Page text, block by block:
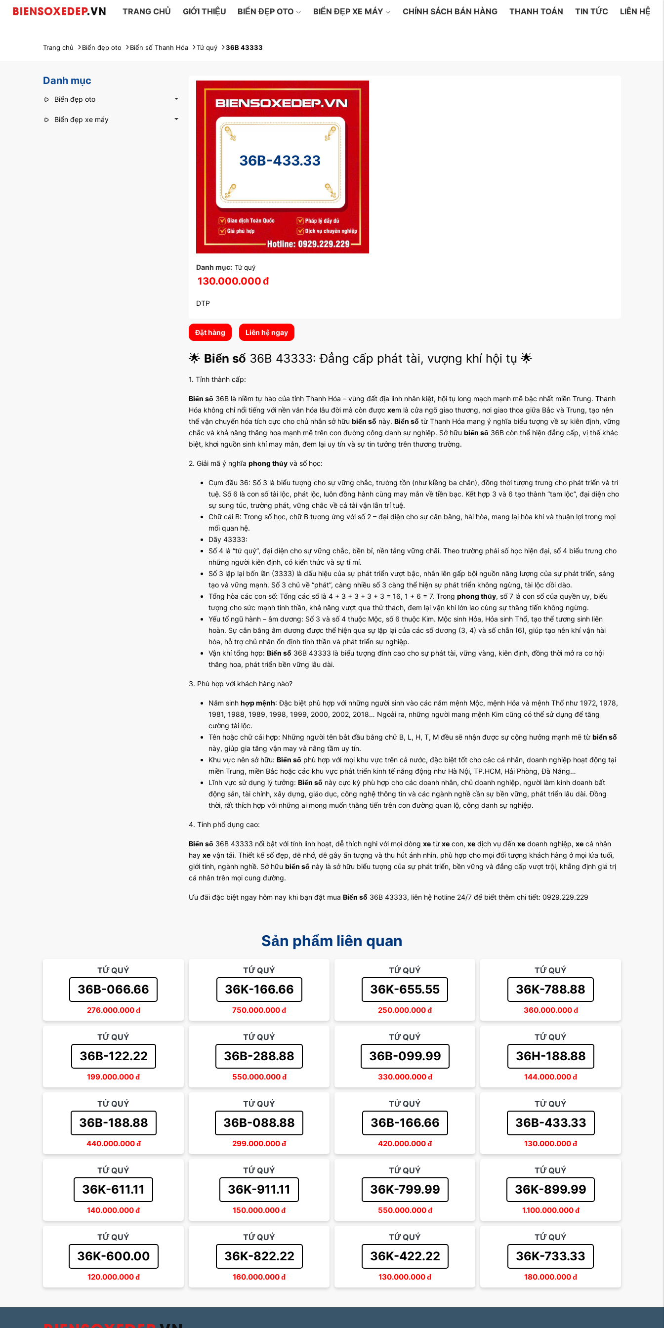
TRANG CHỦ GIỚI THIỆU BIỂN ĐẸP OTO BIỂN ĐẸP XE MÁY CHÍNH SÁCH BÁN HÀNG THANH TOÁN TIN TỨC LIÊN HỆ
Trang chủ Biển đẹp oto Biển số Thanh Hóa Tứ quý 36B 43333
Danh mục
Biển đẹp oto
Biển đẹp xe máy
36B-433.33
Danh mục: Tứ quý
130.000.000đ
DTP
Đặt hàng Liên hệ ngay
🌟 Biển số 36B 43333: Đẳng cấp phát tài, vượng khí hội tụ 🌟
1. Tỉnh thành cấp:
Biển số 36B là niềm tự hào của tỉnh Thanh Hóa – vùng đất địa linh nhân kiệt, hội tụ long mạch mạnh mẽ bậc nhất miền Trung. Thanh
Hóa không chỉ nổi tiếng với nền văn hóa lâu đời mà còn được xem là cửa ngõ giao thương, nơi giao thoa giữa Bắc và Trung, tạo nên
thế vận chuyển hóa tích cực cho chủ nhân sở hữu biển số này. Biển số từ Thanh Hóa mang ý nghĩa biểu tượng về sự kiên định, vững
chắc và khả năng thăng hoa mạnh mẽ trên con đường công danh sự nghiệp. Sở hữu biển số 36B còn thể hiện đẳng cấp, vị thế khác
biệt, khơi nguồn sinh khí may mắn, đem lại uy tín và sự tin tưởng trên thương trường.
2. Giải mã ý nghĩa phong thủy và số học:
Cụm đầu 36: Số 3 là biểu tượng cho sự vững chắc, trường tồn (như kiềng ba chân), đồng thời tượng trưng cho phát triển và trí
tuệ. Số 6 là con số tài lộc, phát lộc, luôn đồng hành cùng may mắn về tiền bạc. Kết hợp 3 và 6 tạo thành “tam lộc”, đại diện cho
sự sung túc, trường phát, vững chắc về cả tài vận lẫn trí tuệ.
Chữ cái B: Trong số học, chữ B tương ứng với số 2 – đại diện cho sự cân bằng, hài hòa, mang lại hòa khí và thuận lợi trong mọi
mối quan hệ.
Dãy 43333:
Số 4 là “tứ quý”, đại diện cho sự vững chắc, bền bỉ, nền tảng vững chãi. Theo trường phái số học hiện đại, số 4 biểu trưng cho
những người kiên định, có kiến thức và sự tỉ mỉ.
Số 3 lặp lại bốn lần (3333) là dấu hiệu của sự phát triển vượt bậc, nhân lên gấp bội nguồn năng lượng của sự phát triển, sáng
tạo và vững mạnh. Số 3 chủ về “phát”, càng nhiều số 3 càng thể hiện sự phát triển không ngừng, tài lộc dồi dào.
Tổng hòa các con số: Tổng các số là 4 + 3 + 3 + 3 + 3 = 16, 1 + 6 = 7. Trong phong thủy, số 7 là con số của quyền uy, biểu
tượng cho sức mạnh tinh thần, khả năng vượt qua thử thách, đem lại vận khí lớn lao cùng sự thăng tiến không ngừng.
Yếu tố ngũ hành – âm dương: Số 3 và số 4 thuộc Mộc, số 6 thuộc Kim. Mộc sinh Hỏa, Hỏa sinh Thổ, tạo thế tương sinh liên
hoàn. Sự cân bằng âm dương được thể hiện qua sự lặp lại của các số dương (3, 4) và số chẵn (6), giúp tạo nên khí vận hài
hòa, hỗ trợ chủ nhân ổn định tinh thần và phát triển sự nghiệp.
Vận khí tổng hợp: Biển số 36B 43333 là biểu tượng đỉnh cao cho sự phát tài, vững vàng, kiên định, đồng thời mở ra cơ hội
thăng hoa, phát triển bền vững lâu dài.
3. Phù hợp với khách hàng nào?
Năm sinh hợp mệnh: Đặc biệt phù hợp với những người sinh vào các năm mệnh Mộc, mệnh Hỏa và mệnh Thổ như 1972, 1978,
1981, 1988, 1989, 1998, 1999, 2000, 2002, 2018… Ngoài ra, những người mang mệnh Kim cũng có thể sử dụng để tăng
cường tài lộc.
Tên hoặc chữ cái hợp: Những người tên bắt đầu bằng chữ B, L, H, T, M đều sẽ nhận được sự cộng hưởng mạnh mẽ từ biển số
này, giúp gia tăng vận may và nâng tầm uy tín.
Khu vực nên sở hữu: Biển số phù hợp với mọi khu vực trên cả nước, đặc biệt tốt cho các cá nhân, doanh nghiệp hoạt động tại
miền Trung, miền Bắc hoặc các khu vực phát triển kinh tế năng động như Hà Nội, TP.HCM, Hải Phòng, Đà Nẵng…
Lĩnh vực sử dụng lý tưởng: Biển số này cực kỳ phù hợp cho các doanh nhân, chủ doanh nghiệp, người làm kinh doanh bất
động sản, tài chính, xây dựng, giáo dục, công nghệ thông tin và các ngành nghề cần sự bền vững, phát triển lâu dài. Đồng
thời, rất thích hợp với những ai mong muốn thăng tiến trên con đường quan lộ, công danh sự nghiệp.
4. Tính phổ dụng cao:
Biển số 36B 43333 nổi bật với tính linh hoạt, dễ thích nghi với mọi dòng xe từ xe con, xe dịch vụ đến xe doanh nghiệp, xe cá nhân
hay xe vận tải. Thiết kế số đẹp, dễ nhớ, dễ gây ấn tượng và thu hút ánh nhìn, phù hợp cho mọi đối tượng khách hàng ở mọi lứa tuổi,
giới tính, ngành nghề. Sở hữu biển số này là sở hữu biểu tượng của sự phát triển, bền vững và đẳng cấp vượt trội, khẳng định giá trị
cá nhân trên mọi cung đường.
Ưu đãi đặc biệt ngay hôm nay khi bạn đặt mua Biển số 36B 43333, liên hệ hotline 24/7 để biết thêm chi tiết: 0929.229.229
Sản phẩm liên quan
TỨ QUÝ
36B-066.66
276.000.000đ
TỨ QUÝ
36K-166.66
750.000.000đ
TỨ QUÝ
36K-655.55
250.000.000đ
TỨ QUÝ
36K-788.88
360.000.000đ
TỨ QUÝ
36B-122.22
199.000.000đ
TỨ QUÝ
36B-288.88
550.000.000đ
TỨ QUÝ
36B-099.99
330.000.000đ
TỨ QUÝ
36H-188.88
144.000.000đ
TỨ QUÝ
36B-188.88
440.000.000đ
TỨ QUÝ
36B-088.88
299.000.000đ
TỨ QUÝ
36B-166.66
420.000.000đ
TỨ QUÝ
36B-433.33
130.000.000đ
TỨ QUÝ
36K-611.11
140.000.000đ
TỨ QUÝ
36K-911.11
150.000.000đ
TỨ QUÝ
36K-799.99
550.000.000đ
TỨ QUÝ
36K-899.99
1.100.000.000đ
TỨ QUÝ
36K-600.00
120.000.000đ
TỨ QUÝ
36K-822.22
160.000.000đ
TỨ QUÝ
36K-422.22
130.000.000đ
TỨ QUÝ
36K-733.33
180.000.000đ